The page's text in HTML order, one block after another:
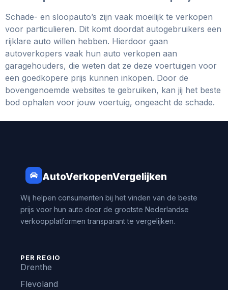
Schade- en sloopauto’s zijn vaak moeilijk te verkopen
voor particulieren. Dit komt doordat autogebruikers een
rijklare auto willen hebben. Hierdoor gaan
autoverkopers vaak hun auto verkopen aan
garagehouders, die weten dat ze deze voertuigen voor
een goedkopere prijs kunnen inkopen. Door de
bovengenoemde websites te gebruiken, kan jij het beste
bod ophalen voor jouw voertuig, ongeacht de schade.
AutoVerkopenVergelijken
Wij helpen consumenten bij het vinden van de beste
prijs voor hun auto door de grootste Nederlandse
verkoopplatformen transparant te vergelijken.
PER REGIO
Drenthe
Flevoland